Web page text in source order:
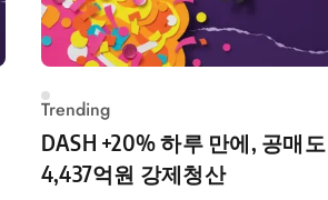
Trending
DASH +20% 하루 만에, 공매도
4,437억원 강제청산